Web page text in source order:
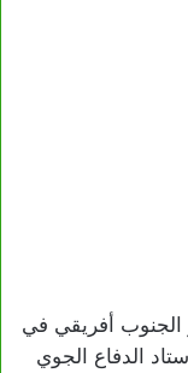
الجنوب أفريقي في
الدفاع الجوي